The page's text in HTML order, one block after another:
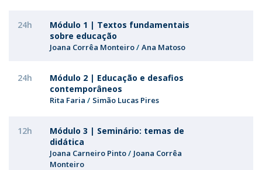
24h
Módulo 1 | Textos fundamentais
sobre educação
Joana Corrêa Monteiro Ana Matoso
24h
Módulo 2 | Educação e desafios
contemporâneos
Rita Faria Simão Lucas Pires
12h
Módulo 3 | Seminário: temas de
didática
Joana Carneiro Pinto
Joana Corrêa
Monteiro